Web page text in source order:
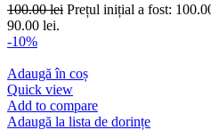
100.00lei Prețul inițial a fost:
90.00 lei.
-10%
Adaugă în coș
Quick view
Add to compare
Adaugă la lista de dorințe